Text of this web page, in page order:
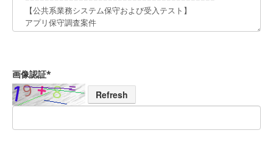
画像認証*
Refresh